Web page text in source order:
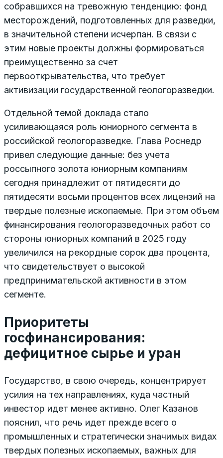
собравшихся на тревожную тенденцию: фонд
месторождений, подготовленных для разведки,
в значительной степени исчерпан. В связи с
этим новые проекты должны формироваться
преимущественно за счет
первооткрывательства, что требует
активизации государственной гео­логоразведки.
Отдельной темой доклада стало
усиливающаяся роль юниорного сегмента в
российской геологоразведке. Глава Роснедр
привел следующие данные: без учета
россыпного золота юниорным компаниям
сегодня принадлежит от пятидесяти до
пятидесяти восьми процентов всех лицензий на
твердые полезные ископаемые. При этом объем
финансирования геологоразведочных работ со
стороны юниорных компаний в 2025 году
увеличился на рекордные сорок два процента,
что свидетельствует о высокой
предпринимательской активности в этом
сегменте.
Приоритеты
госфинансирования:
дефицитное сырье и уран
Государство, в свою очередь, концентрирует
усилия на тех направлениях, куда частный
инвестор идет менее активно. Олег Казанов
пояснил, что речь идет прежде всего о
промышленных и стратегически значимых видах
твердых полезных ископаемых, важных для